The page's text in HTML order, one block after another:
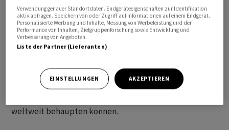
Die Kapitalausstattung und der Gewinn von Zurich seien
weiter sehr stark, heisst es in der Begründung für das
Rating. Der stabile Ausblick unterstreiche die
hinaus über ein global diversifiziertes Geschäft verfüge.
Daraus sollte das Unternehmen starke Einnahmen
weltweit behaupten können.
Verwendung genauer Standortdaten. Endgeräteeigenschaften zur Identifikation
aktiv abfragen. Speichern von oder Zugriff auf Informationen auf einem Endgerät.
Personalisierte Werbung und Inhalte, Messung von Werbeleistung und der
Performance von Inhalten, Zielgruppenforschung sowie Entwicklung und
Verbesserung von Angeboten.
Liste der Partner (Lieferanten)
EINSTELLUNGEN AKZEPTIEREN